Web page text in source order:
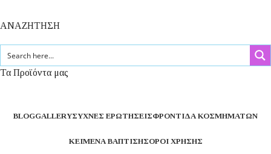
ΑΝΑΖΗΤΗΣΗ
Τα Προϊόντα μας
BLOGGALLERYΣΥΧΝΈΣ ΕΡΩΤΉΣΕΙΣΦΡΟΝΤΊΔΑ ΚΟΣΜΗΜΆΤΩΝ
ΚΕΊΜΕΝΑ ΒΆΠΤΙΣΗΣΌΡΟΙ ΧΡΉΣΗΣ